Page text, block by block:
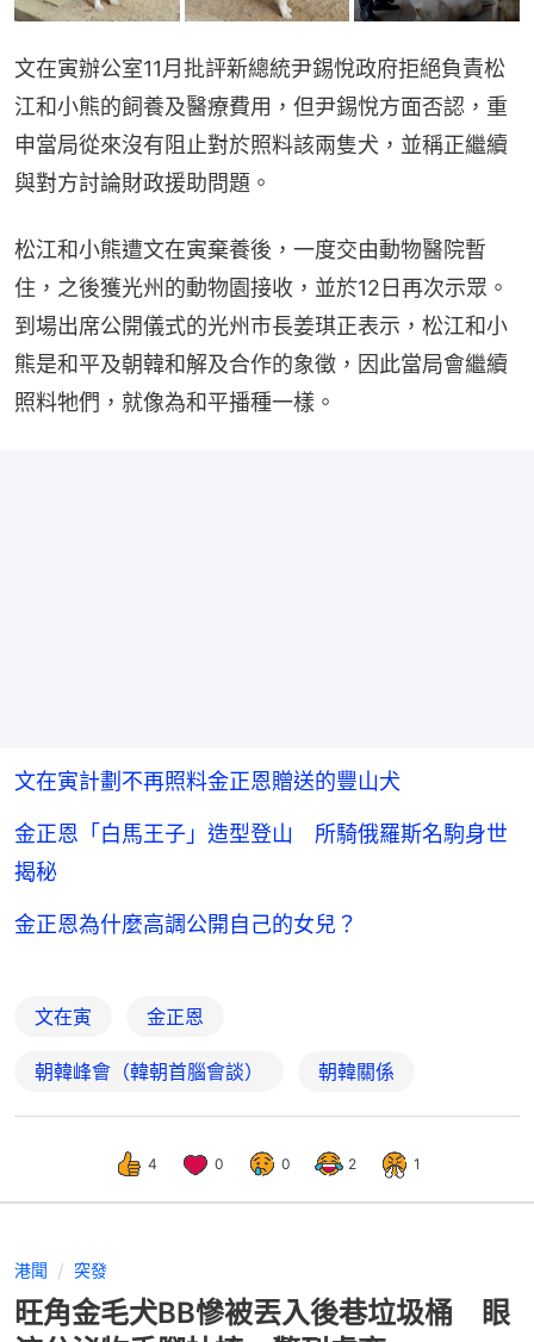
文在寅辦公室11月批評新總統尹錫悅政府拒絕負責松
江和小熊的飼養及醫療費用，但尹錫悅方面否認，重
申當局從來沒有阻止對於照料該兩隻犬，並稱正繼續
與對方討論財政援助問題。
松江和小熊遭文在寅棄養後，一度交由動物醫院暫
住，之後獲光州的動物園接收，並於12日再次示眾。
到場出席公開儀式的光州市長姜琪正表示，松江和小
熊是和平及朝韓和解及合作的象徵，因此當局會繼續
照料牠們，就像為和平播種一樣。
文在寅計劃不再照料金正恩贈送的豐山犬
金正恩「白馬王子」造型登山 所騎俄羅斯名駒身世
揭秘
金正恩為什麼高調公開自己的女兒？
文在寅 金正恩
朝韓峰會（韓朝首腦會談） 朝韓關係
4 0 0 2 1
港聞 突發
旺角金毛犬BB慘被丟入後巷垃圾桶 眼